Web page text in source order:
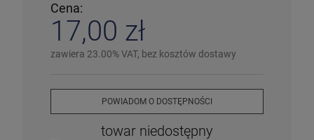
Wyprzedany
Na zamówienie – w ciągu 2-5 dni
Wycofany – produkt wycofany z oferty
Więcej informacji na temat statusów dostępności
Cena:
17,00 zł
zawiera 23.00% VAT, bez kosztów dostawy
POWIADOM O DOSTĘPNOŚCI
towar niedostępny